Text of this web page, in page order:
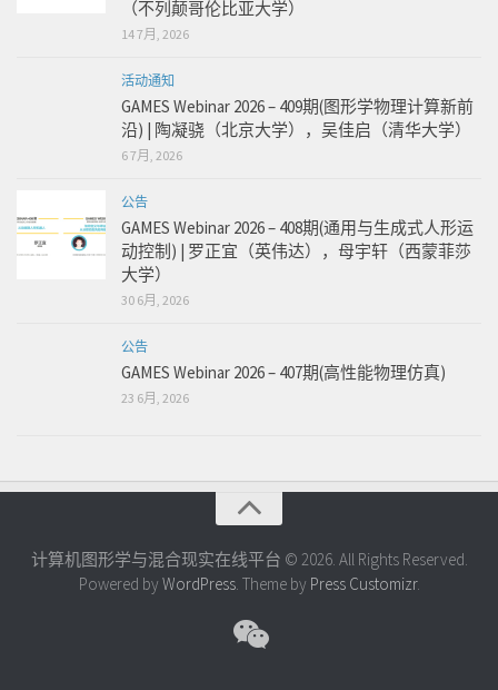
（不列颠哥伦比亚大学）
14 7月, 2026
活动通知
GAMES Webinar 2026 – 409期(图形学物理计算新前
沿) | 陶凝骁（北京大学），吴佳启（清华大学）
6 7月, 2026
公告
GAMES Webinar 2026 – 408期(通用与生成式人形运
动控制) | 罗正宜（英伟达），母宇轩（西蒙菲莎
大学）
30 6月, 2026
公告
GAMES Webinar 2026 – 407期(高性能物理仿真)
23 6月, 2026
计算机图形学与混合现实在线平台 © 2026. All Rights Reserved.
Powered by WordPress. Theme by Press Customizr.